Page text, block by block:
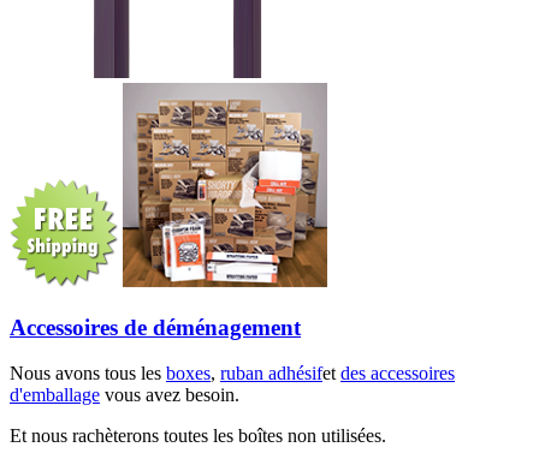
Accessoires de déménagement
Nous avons tous les boxes, ruban adhésifetdes accessoires
d'emballage vous avez besoin.
Et nous rachèterons toutes les boîtes non utilisées.